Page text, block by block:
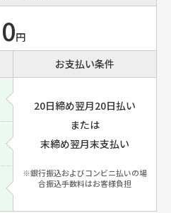
お支払い条件
0円
20日締め翌月20日払い
または
末締め翌月末支払い
※銀行振込およびコンビニ払いの場
合振込手数料はお客様負担